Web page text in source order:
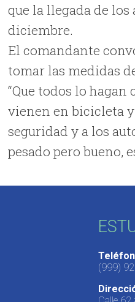
que la llegada de
diciembre.
El comandante
tomar las medidas
“Que todos lo
vienen en bicicleta
seguridad y a los
pesado pero bueno,
(999)